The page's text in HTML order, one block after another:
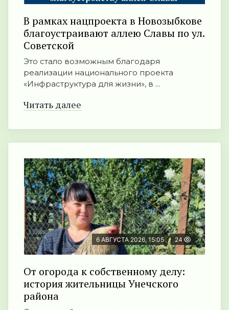
В рамках нацпроекта в Новозыбкове
благоустраивают аллею Славы по ул.
Советской
Это стало возможным благодаря
реализации национального проекта
«Инфраструктура для жизни», в ...
Читать далее
6 АВГУСТА 2026, 15:05 24
От огорода к собственному делу:
история жительницы Унечского
района